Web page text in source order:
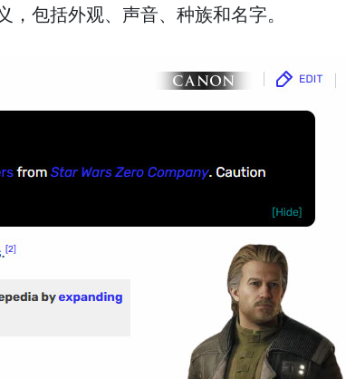
包括外观、声音、种族和名字。